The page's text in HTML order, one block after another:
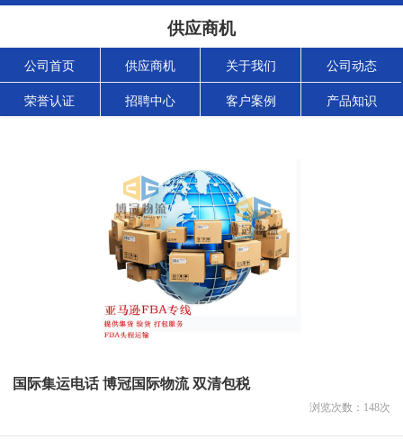
供应商机
公司首页 供应商机 关于我们 公司动态
荣誉认证 招聘中心 客户案例 产品知识
国际集运电话 博冠国际物流 双清包税
浏览次数： 148次